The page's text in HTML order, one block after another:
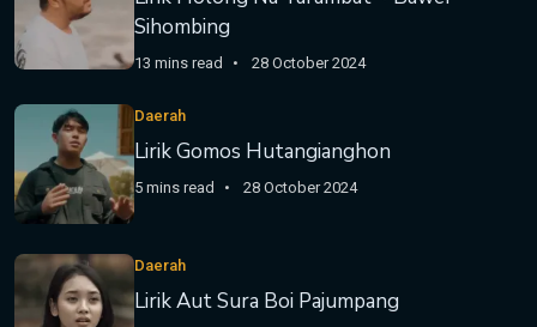
Sihombing
13 mins read 28 October 2024
Daerah
Lirik Gomos Hutangianghon
5 mins read 28 October 2024
Daerah
Lirik Aut Sura Boi Pajumpang